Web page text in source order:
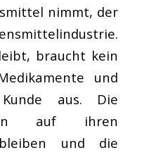
nimmt, der
braucht kein
und
aus. Die
auf ihren
und die